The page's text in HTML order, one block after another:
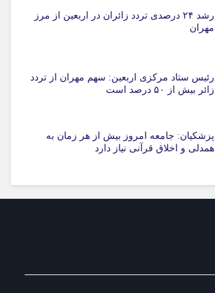
رشد ۲۴ درصدی تردد زائران در اربعین از مرز
مهران
رئیس ستاد مرکزی اربعین: سهم مهران از تردد
زائر بیش از ۵۰ درصد است
پزشکیان: جامعه امروز بیش از هر زمان به
همدلی و اخلاق قرآنی نیاز دارد